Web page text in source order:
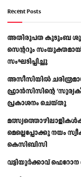
Recent Posts
അതിരൂപത കുടുംബ
സെന്ററും സംയുക്തമായി
സംഘടിപ്പിച്ചു
അസീസിയിൽ
ഫ്രാൻസിസിന്റെ
പ്രകാശനം ചെയ്തു
മെല്ലെപ്പോക്കു നയം
കെസിബിസി
വട്ടിയൂർക്കാവ്